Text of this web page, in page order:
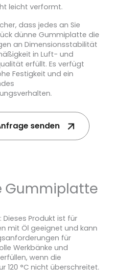
leicht verformt.
dass jedes an Sie
dünne Gummiplatte die
an Dimensionsstabilität
in Luft- und
erfüllt. Es verfügt
Festigkeit und ein
senden
Gummiplatte
: Dieses Produkt ist für
mit Öl geeignet und kann
für
Werkbänke und
wenn die
120 °C nicht überschreitet.